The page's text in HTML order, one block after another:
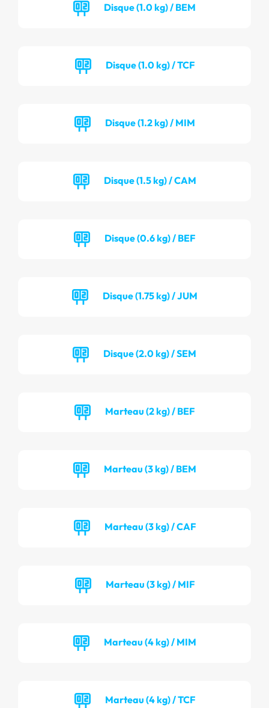
Disque (1.0 kg) / BEM
Disque (1.0 kg) / TCF
Disque (1.2 kg) / MIM
Disque (1.5 kg) / CAM
Disque (0.6 kg) / BEF
Disque (1.75 kg) / JUM
Disque (2.0 kg) / SEM
Marteau (2 kg) / BEF
Marteau (3 kg) / BEM
Marteau (3 kg) / CAF
Marteau (3 kg) / MIF
Marteau (4 kg) / MIM
Marteau (4 kg) / TCF